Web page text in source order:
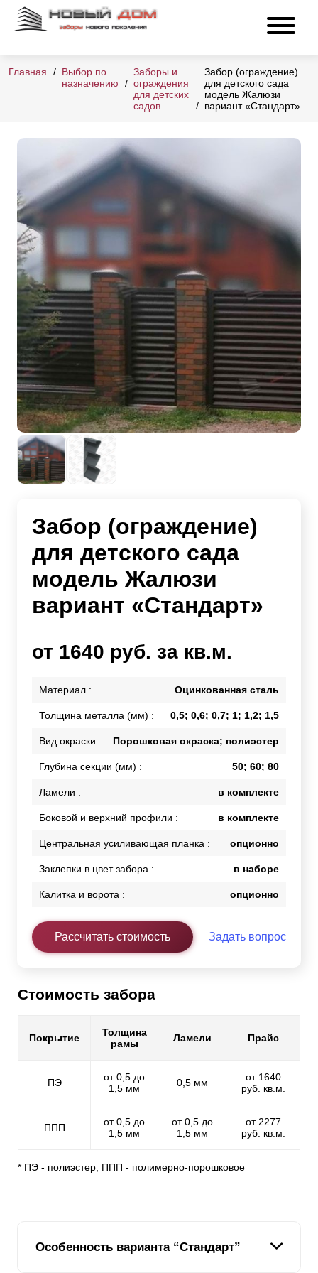
Главная
Выбор по
назначению
Заборы и
ограждения
для детских
садов
Забор (ограждение)
для детского сада
модель Жалюзи
вариант «Стандарт»
Забор (ограждение)
для детского сада
модель Жалюзи
вариант «Стандарт»
от 1640 руб. за кв.м.
Материал : Оцинкованная сталь
Толщина металла (мм) : 0,5; 0,6; 0,7; 1; 1,2; 1,5
Вид окраски : Порошковая окраска; полиэстер
Глубина секции (мм) : 50; 60; 80
Ламели : в комплекте
Боковой и верхний профили : в комплекте
Центральная усиливающая планка : опционно
Заклепки в цвет забора : в наборе
Калитка и ворота : опционно
Рассчитать стоимость Задать вопрос
Стоимость забора
Покрытие
Толщина
рамы
Ламели Прайс
ПЭ
от 0,5 до
1,5 мм
0,5 мм
от 1640
руб. кв.м.
ППП
от 0,5 до
1,5 мм
от 0,5 до
1,5 мм
от 2277
руб. кв.м.
* ПЭ - полиэстер, ППП - полимерно-порошковое
Особенность варианта “Стандарт”